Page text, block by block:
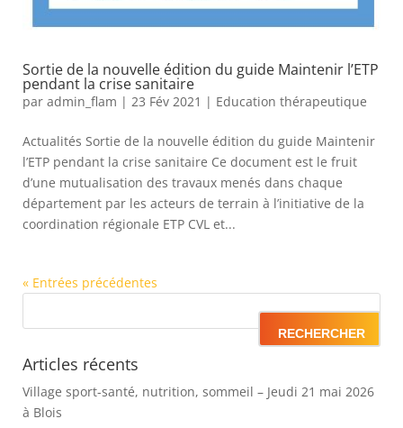
Sortie de la nouvelle édition du guide Maintenir l’ETP
pendant la crise sanitaire
par admin_flam | 23 Fév 2021 | Education thérapeutique
Actualités Sortie de la nouvelle édition du guide Maintenir
l’ETP pendant la crise sanitaire Ce document est le fruit
d’une mutualisation des travaux menés dans chaque
département par les acteurs de terrain à l’initiative de la
coordination régionale ETP CVL et...
« Entrées précédentes
Articles récents
Village sport-santé, nutrition, sommeil – Jeudi 21 mai 2026
à Blois